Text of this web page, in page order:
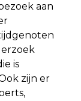
aan
is
zijn er